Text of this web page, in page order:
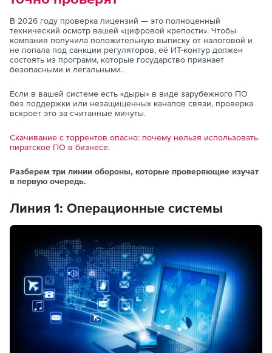
В 2026 году проверка лицензий — это полноценный
технический осмотр вашей «цифровой крепости». Чтобы
компания получила положительную выписку от налоговой и
не попала под санкции регуляторов, её ИТ-контур должен
состоять из программ, которые государство признает
безопасными и легальными.
Если в вашей системе есть «дыры» в виде зарубежного ПО
без поддержки или незащищенных каналов связи, проверка
вскроет это за считанные минуты.
Скачивание с торрентов опасно: почему нельзя использовать
пиратское ПО в бизнесе.
Разберем три линии обороны, которые проверяющие изучат
в первую очередь.
Линия 1: Операционные системы